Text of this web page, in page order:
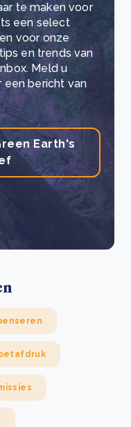
te maken voor
een select
voor onze
en trends van
Meld u
een bericht van
Earth's